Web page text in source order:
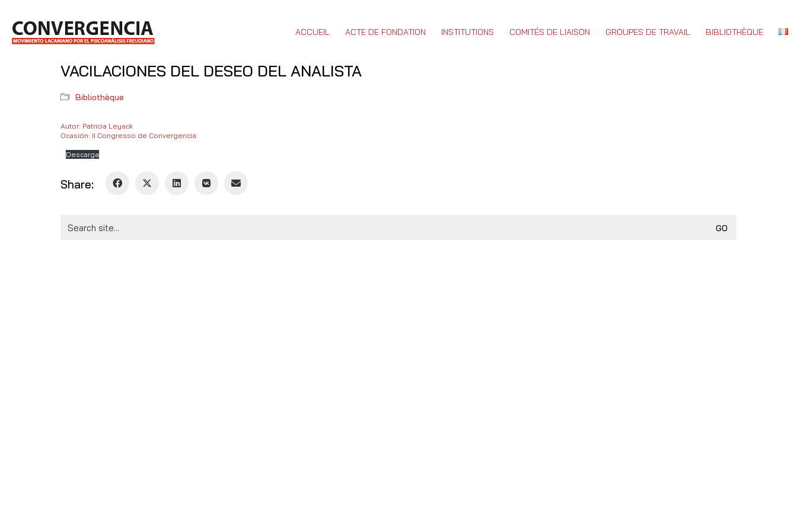
ACCUEIL ACTE DE FONDATION INSTITUTIONS COMITÉS DE LIAISON GROUPES DE TRAVAIL BIBLIOTHÈQUE
VACILACIONES DEL DESEO DEL ANALISTA
Bibliothèque
Autor: Patricia Leyack
Ocasión: II Congresso de Convergencia
Descarga
Share:
for: